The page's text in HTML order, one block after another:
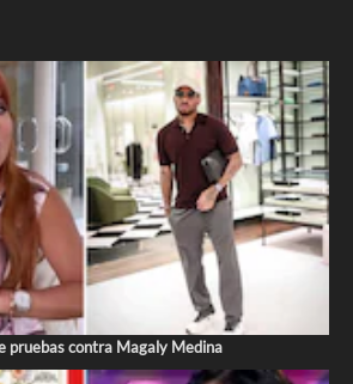
pruebas contra Magaly Medina